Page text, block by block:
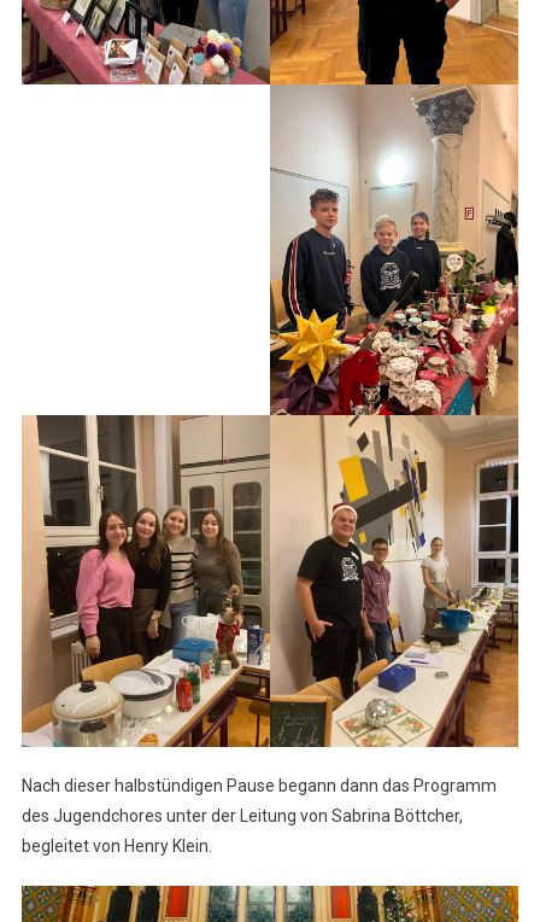
Nach dieser halbstündigen Pause begann dann das Programm
des Jugendchores unter der Leitung von Sabrina Böttcher,
begleitet von Henry Klein.